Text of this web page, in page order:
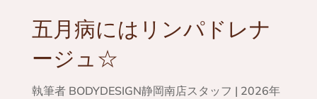
五月病にはリンパドレナ
ージュ☆
執筆者 BODYDESIGN静岡南店スタッフ | 2026年